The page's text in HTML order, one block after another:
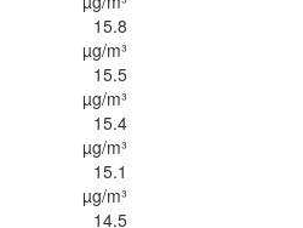
15.8
µg/m³
15.5
µg/m³
15.4
µg/m³
15.1
µg/m³
14.5